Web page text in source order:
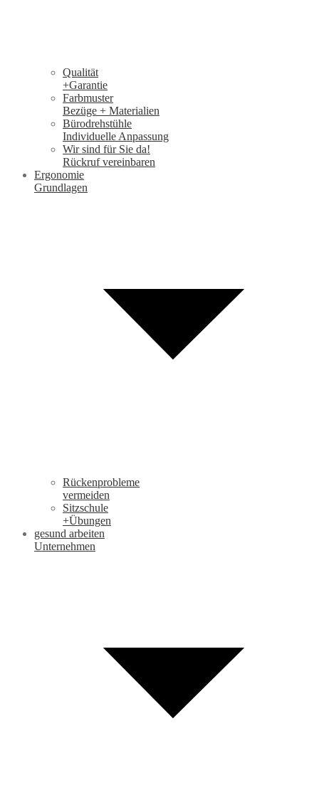
Qualität
+Garantie
Farbmuster
Bezüge + Materialien
Bürodrehstühle
Individuelle Anpassung
Wir sind für Sie da!
Rückruf vereinbaren
Ergonomie
Grundlagen
Rückenprobleme
vermeiden
Sitzschule
+Übungen
gesund arbeiten
Unternehmen